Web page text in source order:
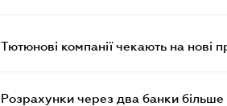
Тютюнові компанії чекають на нові
Розрахунки через два банки більше